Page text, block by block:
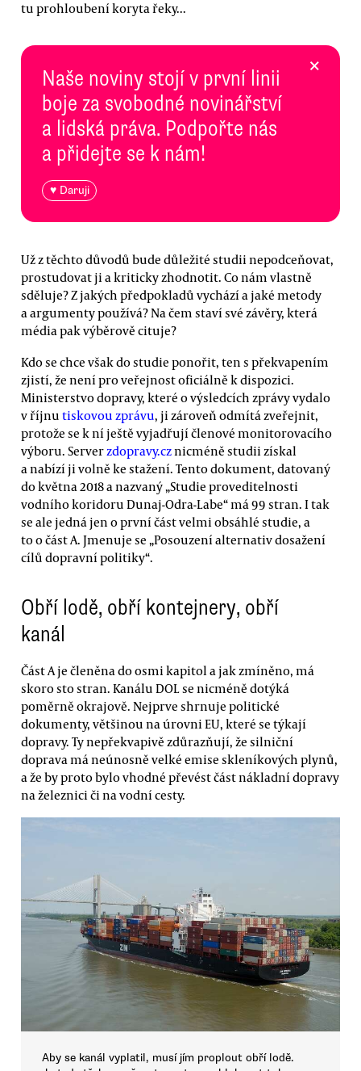
tu prohloubení koryta řeky...
Naše noviny stojí v první linii
boje za svobodné novinářství
a lidská práva. Podpořte nás
a přidejte se k nám!
♥ Daruji
×
Už z těchto důvodů bude důležité studii nepodceňovat,
prostudovat ji a kriticky zhodnotit. Co nám vlastně
sděluje? Z jakých předpokladů vychází a jaké metody
a argumenty používá? Na čem staví své závěry, která
média pak výběrově cituje?
Kdo se chce však do studie ponořit, ten s překvapením
zjistí, že není pro veřejnost oficiálně k dispozici.
Ministerstvo dopravy, které o výsledcích zprávy vydalo
v říjnu tiskovou zprávu, ji zároveň odmítá zveřejnit,
protože se k ní ještě vyjadřují členové monitorovacího
výboru. Server zdopravy.cznicméně studii získal
a nabízí ji volně ke stažení. Tento dokument, datovaný
do května 2018 a nazvaný „Studie proveditelnosti
vodního koridoru Dunaj-Odra-Labe“ má 99 stran. I tak
se ale jedná jen o první část velmi obsáhlé studie, a
to o část A. Jmenuje se „Posouzení alternativ dosažení
cílů dopravní politiky“.
Obří lodě, obří kontejnery, obří
kanál
Část A je členěna do osmi kapitol a jak zmíněno, má
skoro sto stran. Kanálu DOL se nicméně dotýká
poměrně okrajově. Nejprve shrnuje politické
dokumenty, většinou na úrovni EU, které se týkají
dopravy. Ty nepřekvapivě zdůrazňují, že silniční
doprava má neúnosně velké emise skleníkových plynů,
a že by proto bylo vhodné převést část nákladní dopravy
na železnici či na vodní cesty.
Aby se kanál vyplatil, musí jím proplout obří lodě.